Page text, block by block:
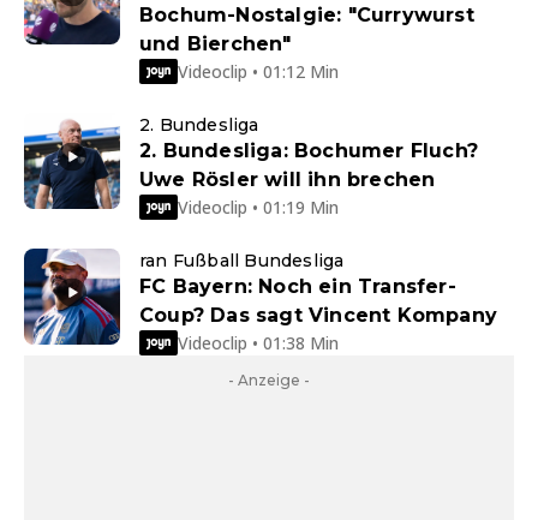
Bochum-Nostalgie: "Currywurst
und Bierchen"
Videoclip • 01:12 Min
2. Bundesliga
2. Bundesliga: Bochumer Fluch?
Uwe Rösler will ihn brechen
Videoclip • 01:19 Min
ran Fußball Bundesliga
FC Bayern: Noch ein Transfer-
Coup? Das sagt Vincent Kompany
Videoclip • 01:38 Min
- Anzeige -